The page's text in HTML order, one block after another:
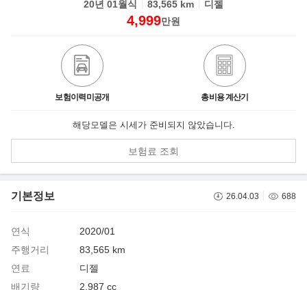
20년 01월식 83,565 km 디젤
4,999만원
보험이력미공개 총비용 계산기
해당모델은 시세가 준비되지 않았습니다.
보험료 조회
기본정보 26.04.03 688
연식
2020/01
주행거리
83,565 km
연료
디젤
배기량
2,987 cc